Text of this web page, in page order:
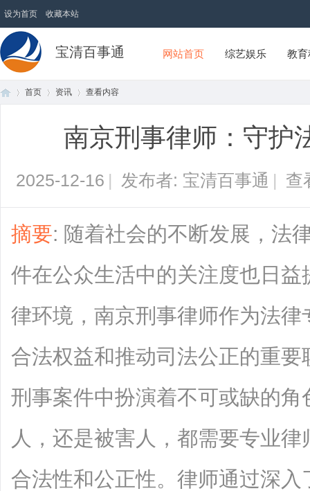
设为首页 收藏本站
宝清百事通 网站首页 综艺娱乐 教
首页 资讯 查看内容
南京刑事律师：守护
2025-12-16 | 发布者: 宝清百事通 | 查
摘要: 随着社会的不断发展，法
件在公众生活中的关注度也日
律环境，南京刑事律师作为法
合法权益和推动司法公正的重
刑事案件中扮演着不可或缺的
人，还是被害人，都需要专业
合法性和公正性。律师通过深